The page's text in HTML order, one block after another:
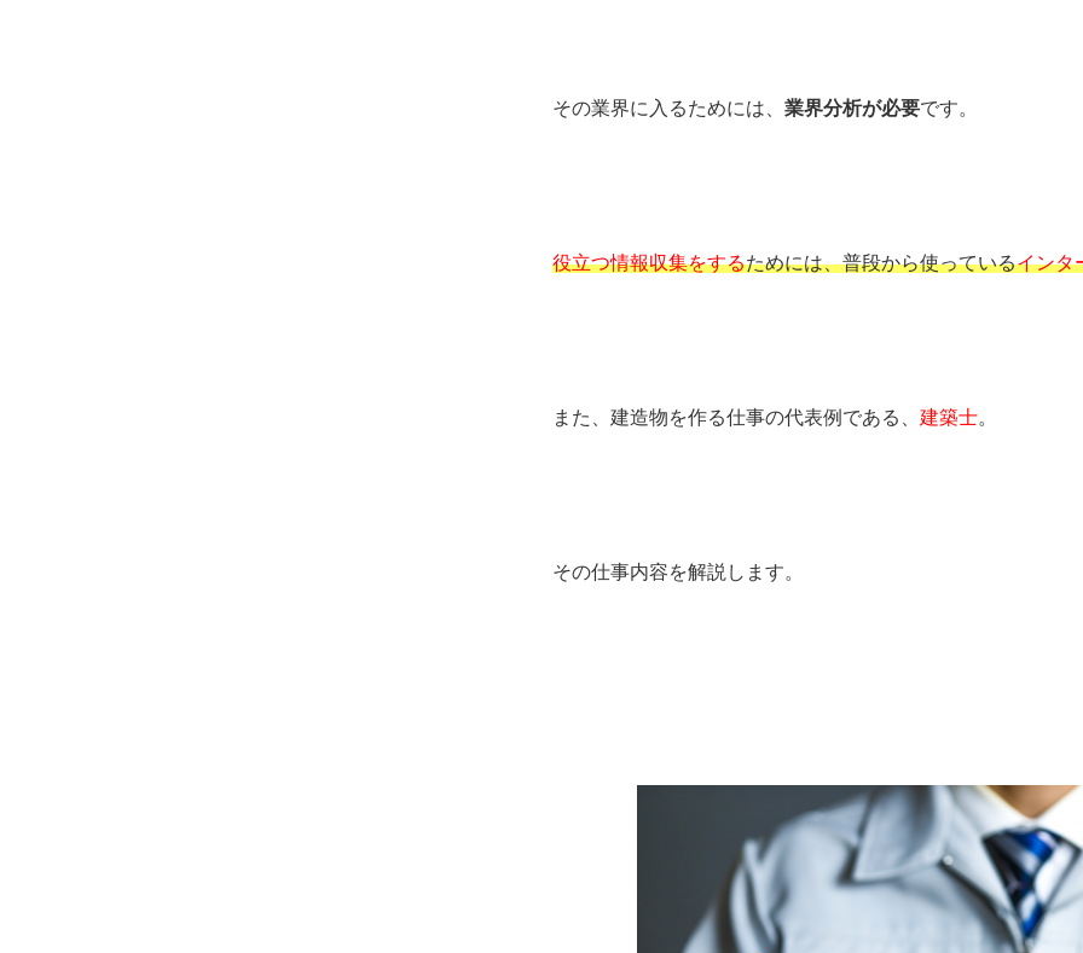
その業界に入るためには、 業界分析が必要です。
役立つ情報収集をするためには、普段から使っているインタ
また、建造物を作る仕事の代表例である、 建築士。
その仕事内容を解説します。